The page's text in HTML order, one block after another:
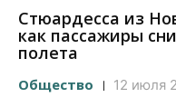
Стюардесса из
как пассажиры
полета
Общество 12 июля